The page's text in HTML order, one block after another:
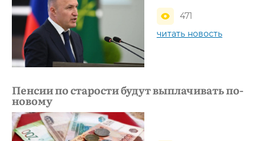
471
читать новость
Пенсии по старости будут выплачивать по-
новому